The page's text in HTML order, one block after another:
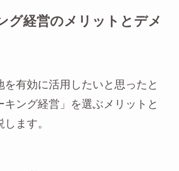
グ経営のメリットとデメ
を有効に活用したいと思ったと
キング経営」を選ぶメリットと
ます。